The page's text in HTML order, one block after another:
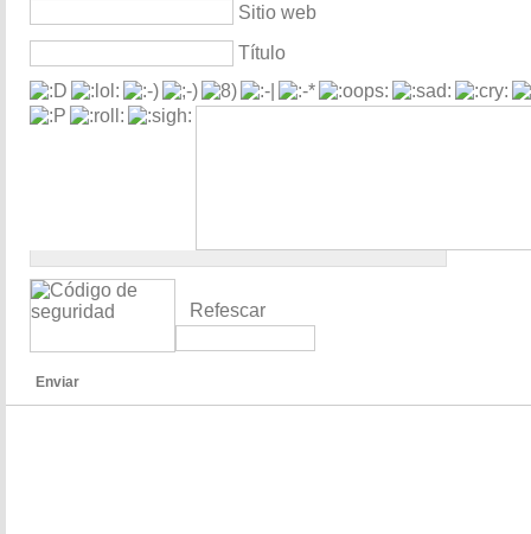
Sitio web
Título
Refescar
Enviar